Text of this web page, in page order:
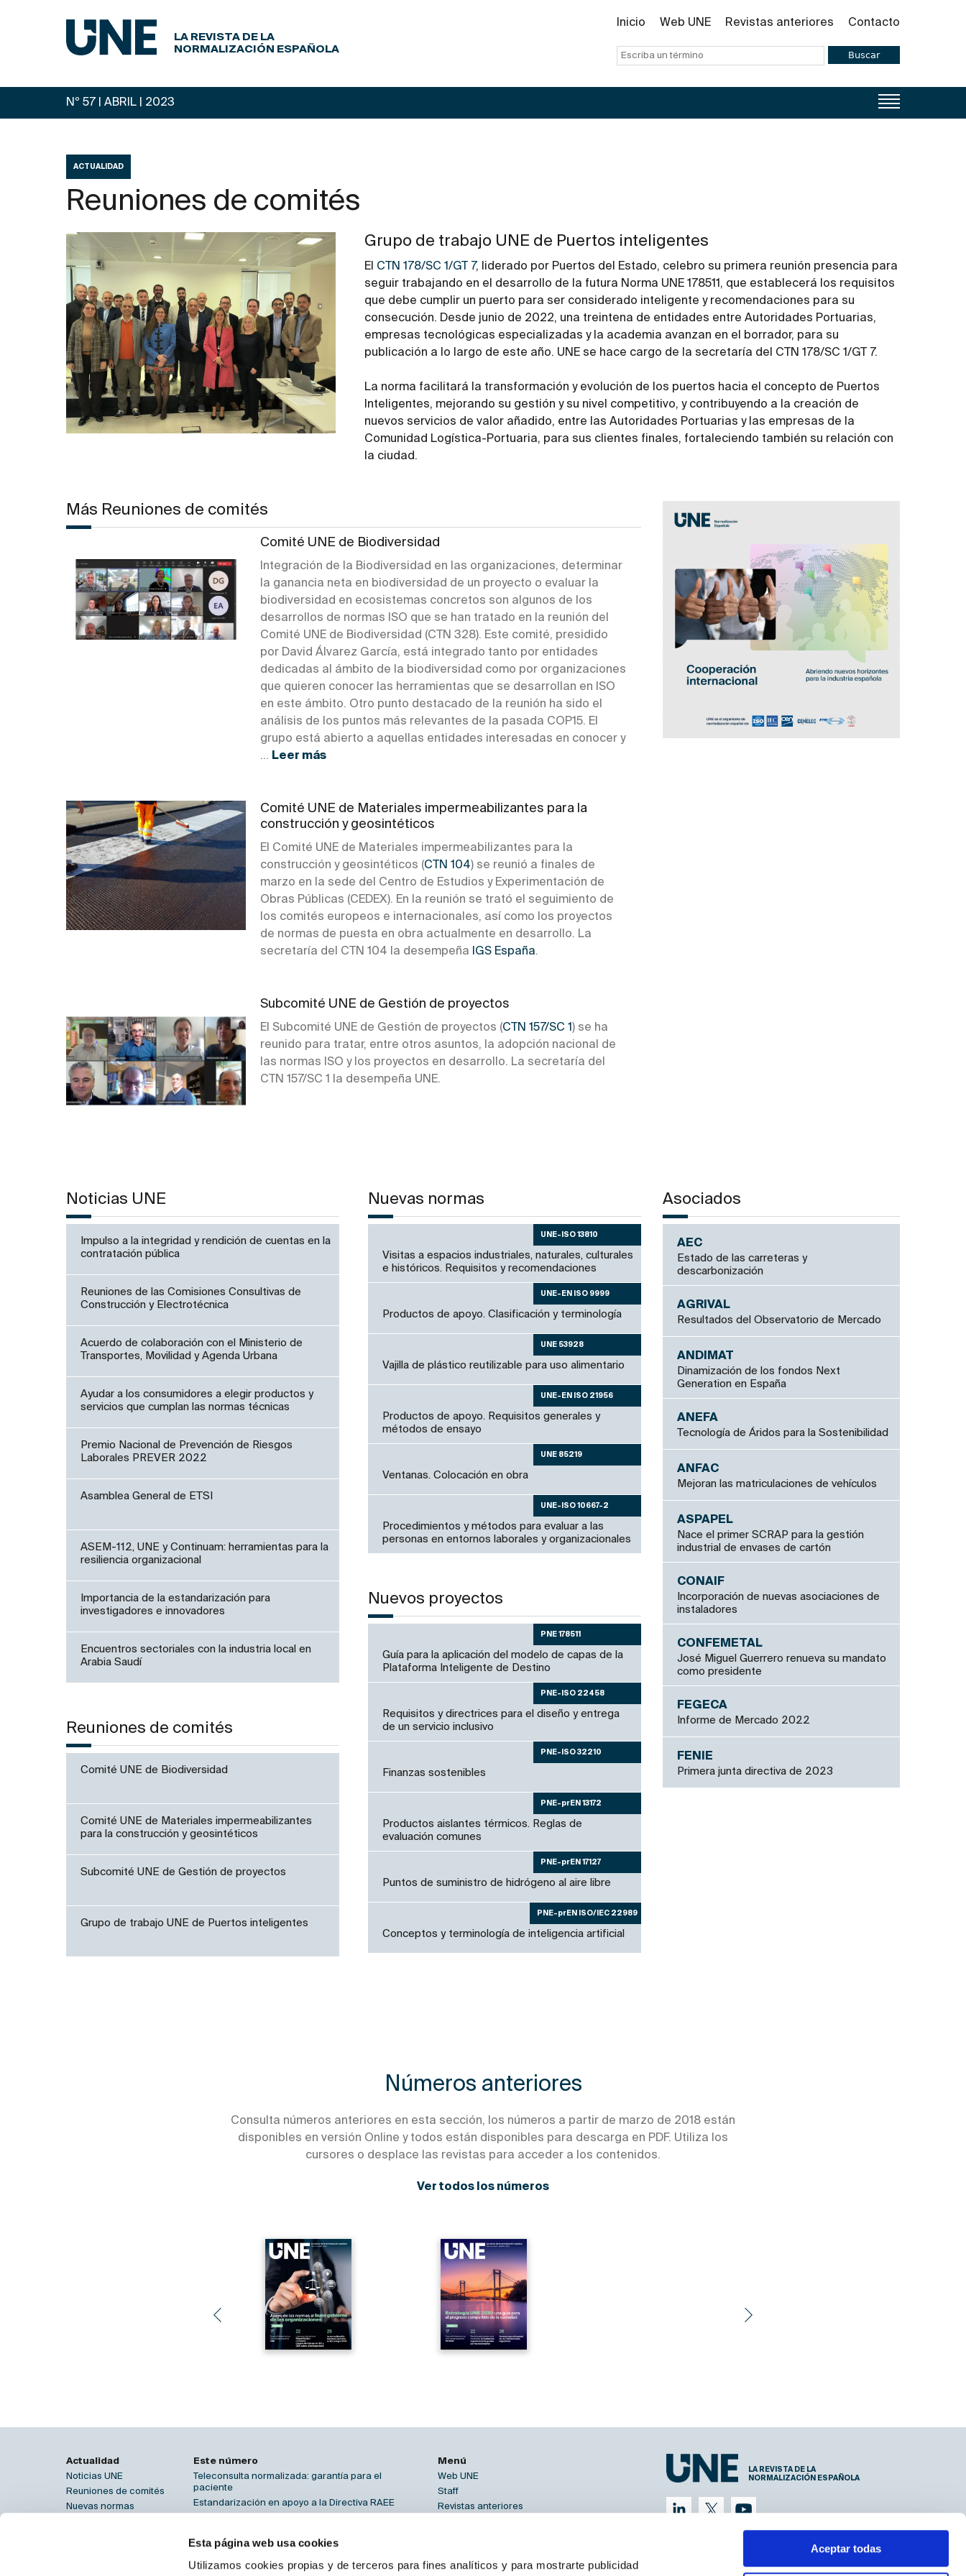
Esta página web usa cookies
Utilizamos cookies propias y de terceros para fines analíticos y para mostrarte publicidad
Aceptar todas
LA REVISTA DE LA
NORMALIZACIÓN ESPAÑOLA
Inicio Web UNE Revistas anteriores Contacto
Buscar
Nº 57 | ABRIL | 2023
ACTUALIDAD
Reuniones de comités
Grupo de trabajo UNE de Puertos inteligentes
El CTN 178/SC 1/GT 7, liderado por Puertos del Estado, celebro su primera reunión presencia para
seguir trabajando en el desarrollo de la futura Norma UNE 178511, que establecerá los requisitos
que debe cumplir un puerto para ser considerado inteligente y recomendaciones para su
consecución. Desde junio de 2022, una treintena de entidades entre Autoridades Portuarias,
empresas tecnológicas especializadas y la academia avanzan en el borrador, para su
publicación a lo largo de este año. UNE se hace cargo de la secretaría del CTN 178/SC 1/GT 7.
La norma facilitará la transformación y evolución de los puertos hacia el concepto de Puertos
Inteligentes, mejorando su gestión y su nivel competitivo, y contribuyendo a la creación de
nuevos servicios de valor añadido, entre las Autoridades Portuarias y las empresas de la
Comunidad Logística-Portuaria, para sus clientes finales, fortaleciendo también su relación con
la ciudad.
Más Reuniones de comités
Comité UNE de Biodiversidad
Integración de la Biodiversidad en las organizaciones, determinar
la ganancia neta en biodiversidad de un proyecto o evaluar la
biodiversidad en ecosistemas concretos son algunos de los
desarrollos de normas ISO que se han tratado en la reunión del
Comité UNE de Biodiversidad (CTN 328). Este comité, presidido
por David Álvarez García, está integrado tanto por entidades
dedicadas al ámbito de la biodiversidad como por organizaciones
que quieren conocer las herramientas que se desarrollan en ISO
en este ámbito. Otro punto destacado de la reunión ha sido el
análisis de los puntos más relevantes de la pasada COP15. El
grupo está abierto a aquellas entidades interesadas en conocer y
... Leer más
Comité UNE de Materiales impermeabilizantes para la
construcción y geosintéticos
El Comité UNE de Materiales impermeabilizantes para la
construcción y geosintéticos (CTN 104) se reunió a finales de
marzo en la sede del Centro de Estudios y Experimentación de
Obras Públicas (CEDEX). En la reunión se trató el seguimiento de
los comités europeos e internacionales, así como los proyectos
de normas de puesta en obra actualmente en desarrollo. La
secretaría del CTN 104 la desempeña
IGS España.
Subcomité UNE de Gestión de proyectos
El Subcomité UNE de Gestión de proyectos (CTN 157/SC 1 ) se ha
reunido para tratar, entre otros asuntos, la adopción nacional de
las normas ISO y los proyectos en desarrollo. La secretaría del
CTN 157/SC 1 la desempeña UNE.
Asociados
AEC
Estado de las carreteras y
descarbonización
AGRIVAL
Resultados del Observatorio de Mercado
ANDIMAT
Dinamización de los fondos Next
Generation en España
ANEFA
Tecnología de Áridos para la Sostenibilidad
ANFAC
Mejoran las matriculaciones de vehículos
ASPAPEL
Nace el primer SCRAP para la gestión
industrial de envases de cartón
CONAIF
Incorporación de nuevas asociaciones de
instaladores
CONFEMETAL
José Miguel Guerrero renueva su mandato
como presidente
FEGECA
Informe de Mercado 2022
FENIE
Primera junta directiva de 2023
Noticias UNE
Impulso a la integridad y rendición de cuentas en la
contratación pública
Reuniones de las Comisiones Consultivas de
Construcción y Electrotécnica
Acuerdo de colaboración con el Ministerio de
Transportes, Movilidad y Agenda Urbana
Ayudar a los consumidores a elegir productos y
servicios que cumplan las normas técnicas
Premio Nacional de Prevención de Riesgos
Laborales PREVER 2022
Asamblea General de ETSI
ASEM-112, UNE y Continuam: herramientas para la
resiliencia organizacional
Importancia de la estandarización para
investigadores e innovadores
Encuentros sectoriales con la industria local en
Arabia Saudí
Reuniones de comités
Comité UNE de Biodiversidad
Comité UNE de Materiales impermeabilizantes
para la construcción y geosintéticos
Subcomité UNE de Gestión de proyectos
Grupo de trabajo UNE de Puertos inteligentes
Nuevas normas
UNE-ISO 13810
Visitas a espacios industriales, naturales, culturales
e históricos. Requisitos y recomendaciones
UNE-EN ISO 9999
Productos de apoyo. Clasificación y terminología
UNE 53928
Vajilla de plástico reutilizable para uso alimentario
UNE-EN ISO 21956
Productos de apoyo. Requisitos generales y
métodos de ensayo
UNE 85219
Ventanas. Colocación en obra
UNE-ISO 10667-2
Procedimientos y métodos para evaluar a las
personas en entornos laborales y organizacionales
Nuevos proyectos
PNE 178511
Guía para la aplicación del modelo de capas de la
Plataforma Inteligente de Destino
PNE-ISO 22458
Requisitos y directrices para el diseño y entrega
de un servicio inclusivo
PNE-ISO 32210
Finanzas sostenibles
PNE-prEN 13172
Productos aislantes térmicos. Reglas de
evaluación comunes
PNE-prEN 17127
Puntos de suministro de hidrógeno al aire libre
PNE-prEN ISO/IEC 22989
Conceptos y terminología de inteligencia artificial
Números anteriores
Consulta números anteriores en esta sección, los números a partir de marzo de 2018 están
disponibles en versión Online y todos están disponibles para descarga en PDF. Utiliza los
cursores o desplace las revistas para acceder a los contenidos.
Ver todos los números
Actualidad
Noticias UNE
Reuniones de comités
Nuevas normas
Este número
Teleconsulta normalizada: garantía para el
paciente
Estandarización en apoyo a la Directiva RAEE
Entrevista a José Antonio Galdón Ruiz
Serie UNE 23580: las normas de seguridad
contra incendios
Menú
Web UNE
Staff
Revistas anteriores
LA REVISTA DE LA
NORMALIZACIÓN ESPAÑOLA